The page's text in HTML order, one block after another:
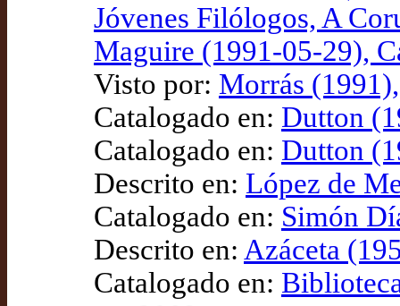
Jóvenes Filólogos, A
Maguire (1991-05-29),
Visto por: Morrás
Catalogado en: Dutton
Catalogado en: Dutton
Descrito en: López de
Catalogado en: Simón
Descrito en: Azáceta
Catalogado en: